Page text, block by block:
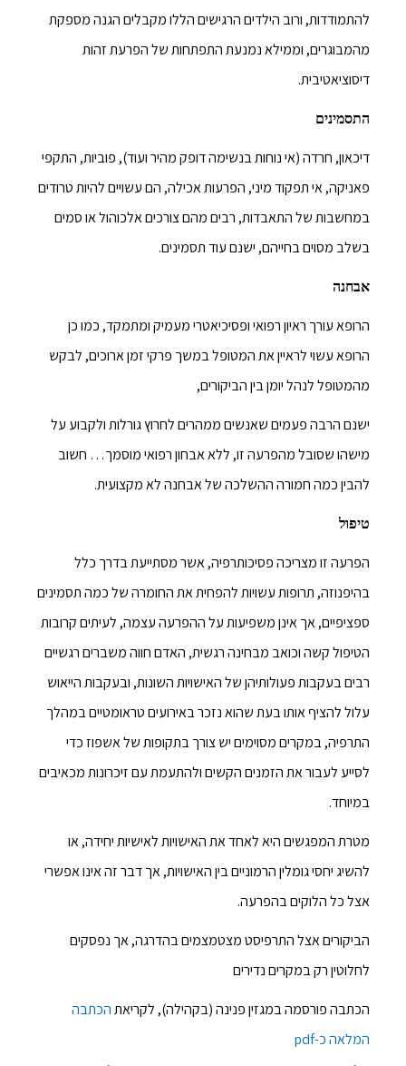
להתמודדות, ורוב הילדים הרגישים הללו מקבלים הגנה מספקת
מהמבוגרים, וממילא נמנעת התפתחות של הפרעת זהות
דיסוציאטיבית.
התסמינים
דיכאון, חרדה (אי נוחות בנשימה דופק מהיר ועוד), פוביות, התקפי
פאניקה, אי תפקוד מיני, הפרעות אכילה, הם עשויים להיות טרודים
במחשבות של התאבדות, רבים מהם צורכים אלכוהול או סמים
בשלב מסוים בחייהם, ישנם עוד תסמינים.
אבחנה
הרופא עורך ראיון רפואי ופסיכיאטרי מעמיק ומתמקד, כמו כן
הרופא עשוי לראיין את המטופל במשך פרקי זמן ארוכים, לבקש
מהמטופל לנהל יומן בין הביקורים,
ישנם הרבה פעמים שאנשים ממהרים לחרוץ גורלות ולקבוע על
מישהו שסובל מהפרעה זו, ללא אבחון רפואי מוסמך… חשוב
להבין כמה חמורה ההשלכה של אבחנה לא מקצועית.
טיפול
הפרעה זו מצריכה פסיכותרפיה, אשר מסתייעת בדרך כלל
בהיפנוזה, תרופות עשויות להפחית את החומרה של כמה תסמינים
ספציפיים, אך אינן משפיעות על ההפרעה עצמה, לעיתים קרובות
הטיפול קשה וכואב מבחינה רגשית, האדם חווה משברים רגשיים
רבים בעקבות פעולותיהן של האישויות השונות, ובעקבות הייאוש
עלול להציף אותו בעת שהוא נזכר באירועים טראומטיים במהלך
התרפיה, במקרים מסוימים יש צורך בתקופות של אשפוז כדי
לסייע לעבור את הזמנים הקשים ולהתעמת עם זיכרונות מכאיבים
במיוחד.
מטרת המפגשים היא לאחד את האישויות לאישיות יחידה, או
להשיג יחסי גומלין הרמוניים בין האישויות, אך דבר זה אינו אפשרי
אצל כל הלוקים בהפרעה.
הביקורים אצל התרפיסט מצטמצמים בהדרגה, אך נפסקים
לחלוטין רק במקרים נדירים
הכתבה פורסמה במגזין פנינה (בקהילה), לקריאתהכתבה
המלאה כ-pdf